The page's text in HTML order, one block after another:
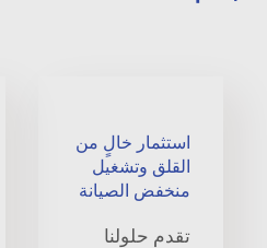
استثمار خالٍ من
القلق وتشغيل
منخفض الصيانة
تقدم حلولنا